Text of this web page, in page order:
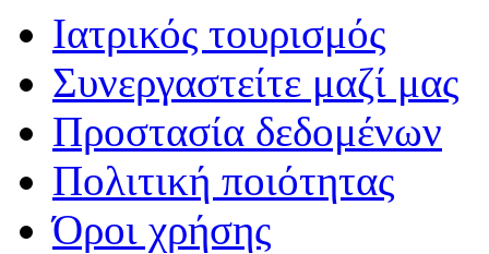
Ιατρικός τουρισμός
Συνεργαστείτε μαζί μας
Προστασία δεδομένων
Πολιτική ποιότητας
Όροι χρήσης